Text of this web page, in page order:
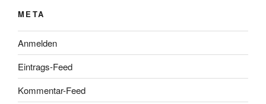
META
Anmelden
Eintrags-Feed
Kommentar-Feed